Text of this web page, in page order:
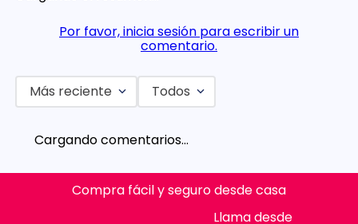
Por favor, inicia sesión para escribir un
comentario.
Más reciente Todos
Cargando comentarios…
Compra fácil y seguro desde casa
Llama desde